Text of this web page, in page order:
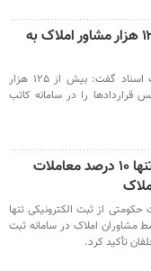
اتصال بیش از ۱۲۵ هزار مشاور املاک به
سخنگوی سازمان ثبت اسناد گفت: بیش از ۱۲۵ هزار
قراردادها را در سامانه کاتب
ثبت الکترونیکی تنها ۱۰ درصد معاملات
از ثبت الکترونیکی تنها
مشاوران املاک در سامانه ثبت
تأکید کرد.